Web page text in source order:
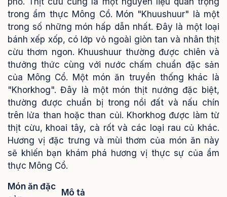
trong ẩm thực Mông Cổ. Món "Khuushuur" là một
trong số những món hấp dẫn nhất. Đây là một loại
bánh xếp xốp, có lớp vỏ ngoài giòn tan và nhân thịt
cừu thơm ngon. Khuushuur thường được chiên và
thưởng thức cùng với nước chấm chuẩn đặc sản
của Mông Cổ. Một món ăn truyền thống khác là
"Khorkhog". Đây là một món thịt nướng đặc biệt,
thường được chuẩn bị trong nồi đất và nấu chín
trên lửa than hoặc than củi. Khorkhog được làm từ
thịt cừu, khoai tây, cà rốt và các loại rau củ khác.
Hương vị đặc trưng và mùi thơm của món ăn này
sẽ khiến bạn khám phá hương vị thực sự của ẩm
thực Mông Cổ.
Món ăn đặc
Mô tả